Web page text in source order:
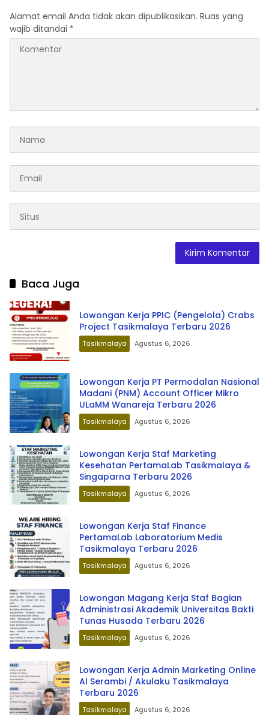
Alamat email Anda tidak akan dipublikasikan. Ruas yang
wajib ditandai *
Baca Juga
Lowongan Kerja PPIC (Pengelola) Crabs
Project Tasikmalaya Terbaru 2026
Tasikmalaya Agustus 6, 2026
Lowongan Kerja PT Permodalan Nasional
Madani (PNM) Account Officer Mikro
ULaMM Wanareja Terbaru 2026
Tasikmalaya Agustus 6, 2026
Lowongan Kerja Staf Marketing
Kesehatan PertamaLab Tasikmalaya &
Singaparna Terbaru 2026
Tasikmalaya Agustus 6, 2026
Lowongan Kerja Staf Finance
PertamaLab Laboratorium Medis
Tasikmalaya Terbaru 2026
Tasikmalaya Agustus 6, 2026
Lowongan Magang Kerja Staf Bagian
Administrasi Akademik Universitas Bakti
Tunas Husada Terbaru 2026
Tasikmalaya Agustus 6, 2026
Lowongan Kerja Admin Marketing Online
Al Serambi / Akulaku Tasikmalaya
Terbaru 2026
Tasikmalaya Agustus 6, 2026